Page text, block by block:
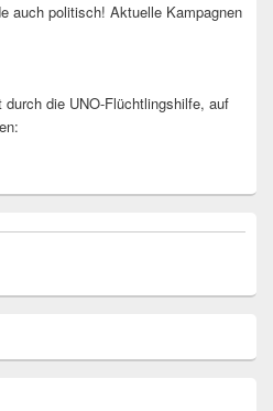
auch politisch! Aktuelle Kampagnen
die UNO-Flüchtlingshilfe, auf